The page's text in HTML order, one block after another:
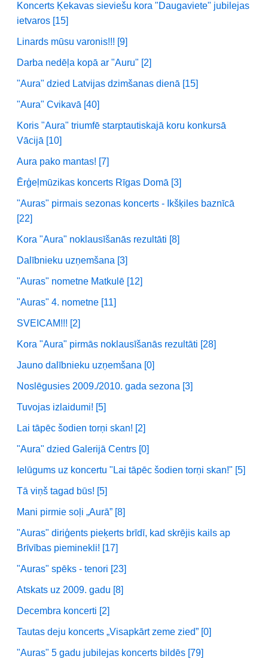
Koncerts Ķekavas sieviešu kora "Daugaviete" jubilejas
ietvaros [15]
Linards mūsu varonis!!! [9]
Darba nedēļa kopā ar "Auru" [2]
"Aura" dzied Latvijas dzimšanas dienā [15]
"Aura" Cvikavā [40]
Koris "Aura" triumfē starptautiskajā koru konkursā
Vācijā [10]
Aura pako mantas! [7]
Ērģeļmūzikas koncerts Rīgas Domā [3]
"Auras" pirmais sezonas koncerts - Ikšķiles baznīcā
[22]
Kora "Aura" noklausīšanās rezultāti [8]
Dalībnieku uzņemšana [3]
"Auras" nometne Matkulē [12]
"Auras" 4. nometne [11]
SVEICAM!!! [2]
Kora "Aura" pirmās noklausīšanās rezultāti [28]
Jauno dalībnieku uzņemšana [0]
Noslēgusies 2009./2010. gada sezona [3]
Tuvojas izlaidumi! [5]
Lai tāpēc šodien torņi skan! [2]
"Aura" dzied Galerijā Centrs [0]
Ielūgums uz koncertu "Lai tāpēc šodien torņi skan!" [5]
Tā viņš tagad būs! [5]
Mani pirmie soļi „Aurā” [8]
"Auras" diriģents pieķerts brīdī, kad skrējis kails ap
Brīvības pieminekli! [17]
"Auras" spēks - tenori [23]
Atskats uz 2009. gadu [8]
Decembra koncerti [2]
Tautas deju koncerts „Visapkārt zeme zied” [0]
"Auras" 5 gadu jubilejas koncerts bildēs [79]